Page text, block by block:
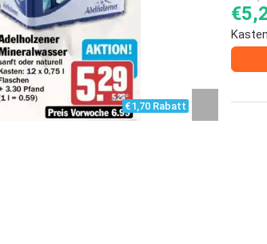
€1,70 Rabatt